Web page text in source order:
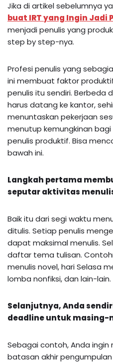
Jika di artikel sebelumnya
buat IRT yang Ingin Jadi
menjadi penulis yang
step by step-nya.
Profesi penulis yang
ini membuat faktor
penulis itu sendiri. Berbeda
harus datang ke kantor,
menuntaskan pekerjaan
menutup kemungkinan
penulis produktif. Bisa
bawah ini.
Langkah pertama
seputar aktivitas
Baik itu dari segi waktu
ditulis. Setiap penulis
dapat maksimal menulis.
daftar tema tulisan.
menulis novel, hari Selasa
lomba nonfiksi, dan lain-lain.
Selanjutnya, Anda
deadline untuk masing-
Sebagai contoh, Anda
batasan akhir